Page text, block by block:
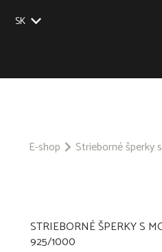
SK
CZ
E-shop Strieborné
STRIEBORNÉ ŠPERKY S
925/1000